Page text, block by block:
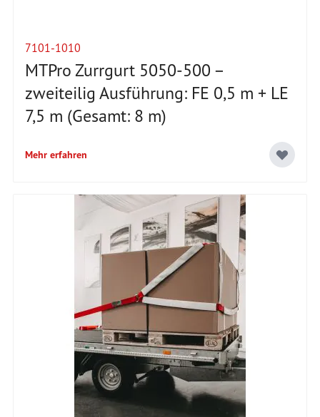
7101-1010
MTPro Zurrgurt 5050-500 –
zweiteilig Ausführung: FE 0,5 m + LE
7,5 m (Gesamt: 8 m)
Mehr erfahren